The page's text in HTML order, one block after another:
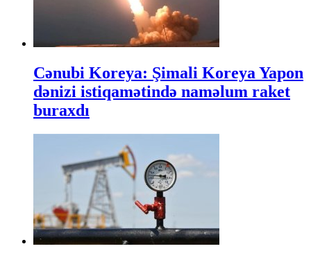
Cənubi Koreya: Şimali Koreya Yapon
dənizi istiqamətində naməlum raket
buraxdı